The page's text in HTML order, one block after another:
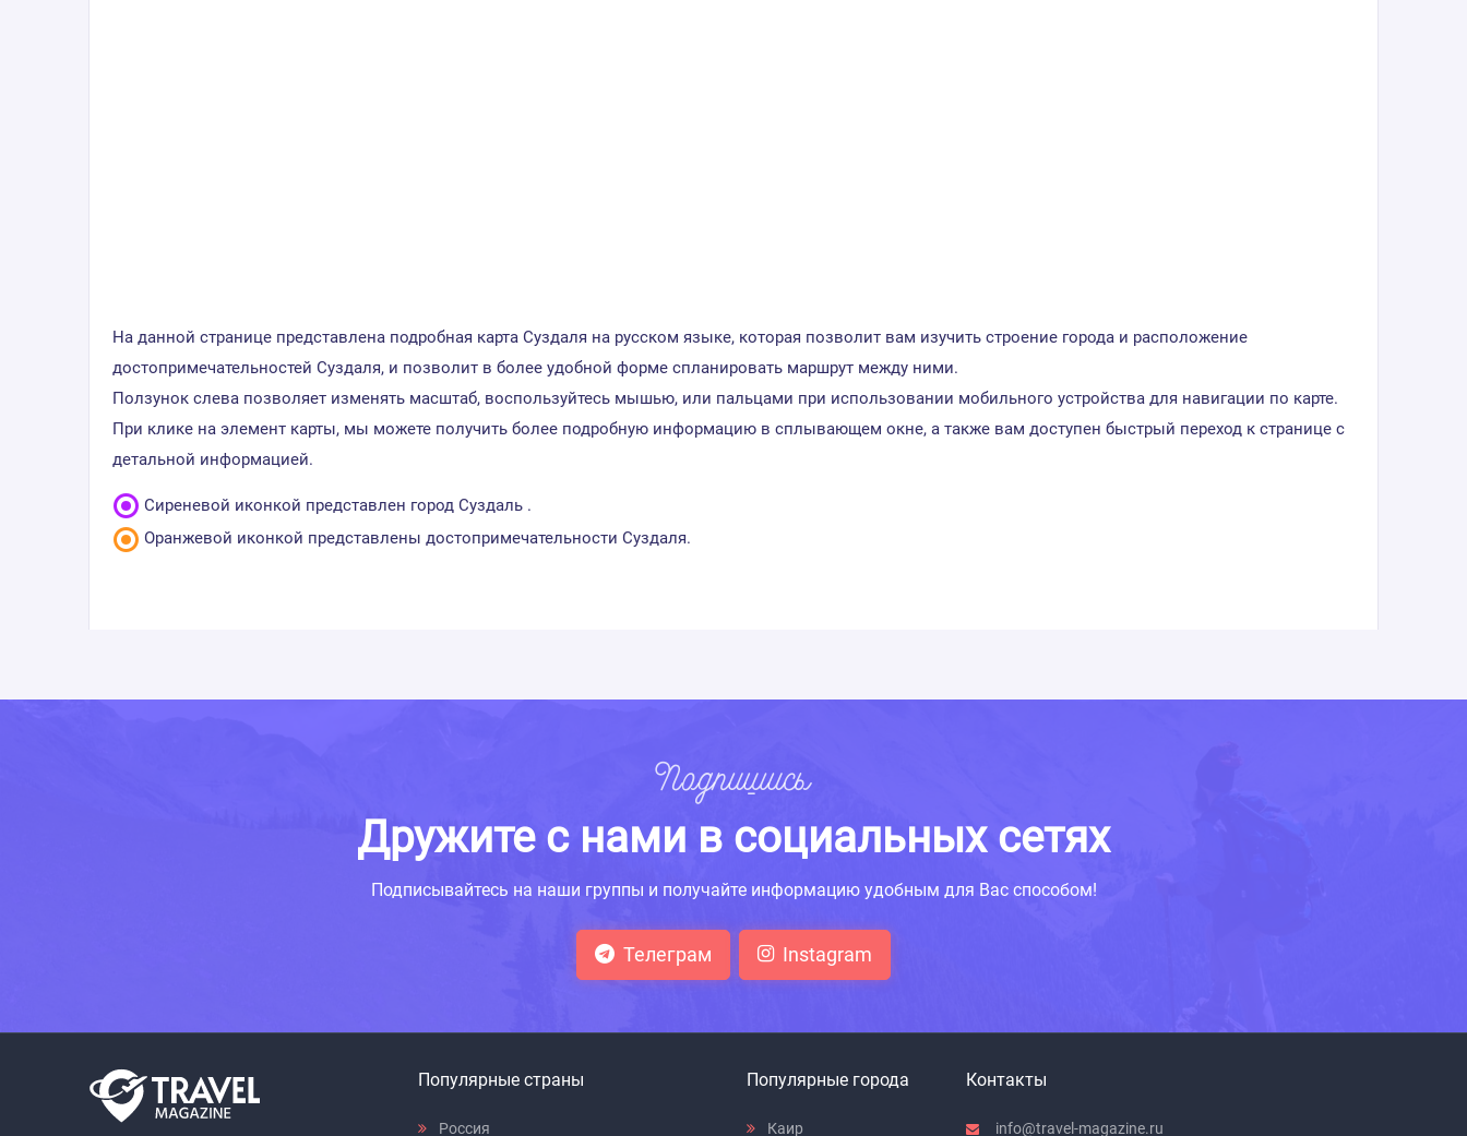
На данной странице представлена подробная карта Суздаля на русском языке, которая позволит вам изучить строение города и расположение
достопримечательностей Суздаля, и позволит в более удобной форме спланировать маршрут между ними.
Ползунок слева позволяет изменять масштаб, воспользуйтесь мышью, или пальцами при использовании мобильного устройства для навигации по карте.
При клике на элемент карты, мы можете получить более подробную информацию в сплывающем окне, а также вам доступен быстрый переход к странице с
детальной информацией.
Сиреневой иконкой представлен город Суздаль .
Оранжевой иконкой представлены достопримечательности Суздаля.
Подпишись
Дружите с нами в социальных сетях
Подписывайтесь на наши группы и получайте информацию удобным для Вас способом!
Телеграм Instagram
Популярные страны
Россия
Популярные города
Каир
Контакты
info@travel-magazine.ru